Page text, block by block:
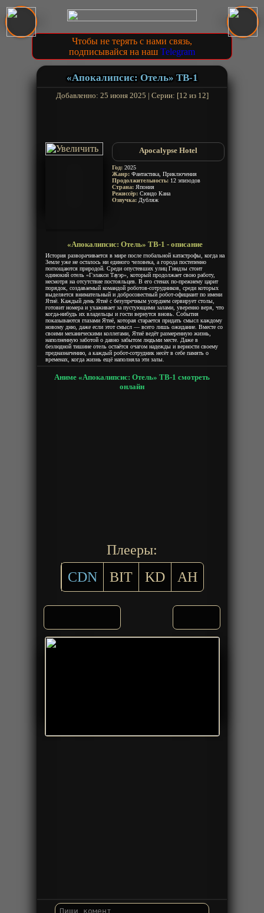
Чтобы не терять с нами связь,
подписывайся на наш Telegram
«Апокалипсис: Отель» ТВ-1
Добавленно: 25 июня 2025 | Серии: [12 из 12]
Apocalypse Hotel
Год: 2025
Жанр: Фантастика, Приключения
Продолжительность: 12 эпизодов
Страна: Япония
Режиссёр: Сюндо Кана
Озвучка: Дубляж
«Апокалипсис: Отель» ТВ-1 - описание
История разворачивается в мире после глобальной катастрофы, когда на
Земле уже не осталось ни единого человека, а города постепенно
поглощаются природой. Среди опустевших улиц Гиндзы стоит
одинокий отель «Гэлакси Тауэр», который продолжает свою работу,
несмотря на отсутствие постояльцев. В его стенах по-прежнему царит
порядок, создаваемый командой роботов-сотрудников, среди которых
выделяется внимательный и добросовестный робот-официант по имени
Ятиё. Каждый день Ятиё с безупречным усердием сервирует столы,
готовит номера и ухаживает за пустующими залами, уверенно веря, что
когда-нибудь их владельцы и гости вернутся вновь. События
показываются глазами Ятиё, которая старается придать смысл каждому
новому дню, даже если этот смысл — всего лишь ожидание. Вместе со
своими механическими коллегами, Ятиё ведёт размеренную жизнь,
наполненную заботой о давно забытом людьми месте. Даже в
безлюдной тишине отель остаётся очагом надежды и верности своему
предназначению, а каждый робот-сотрудник несёт в себе память о
временах, когда жизнь ещё наполняла эти залы.
Аниме «Апокалипсис: Отель» ТВ-1 смотреть
онлайн
Плееры:
CDN
BIT KD AH